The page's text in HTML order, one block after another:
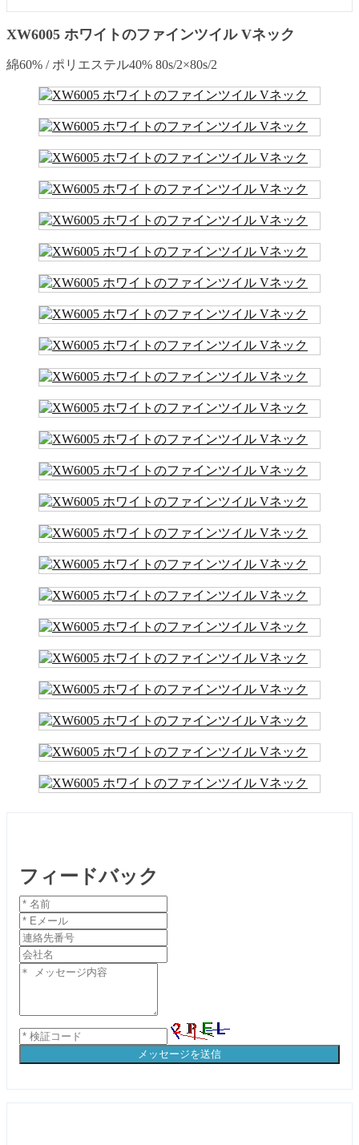
XW6005 ホワイトのファインツイル Vネック
綿60% / ポリエステル40% 80s/2×80s/2
フィードバック
メッセージを送信